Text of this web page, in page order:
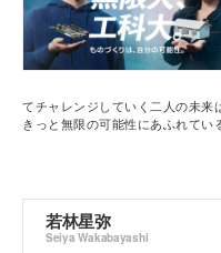
てチャレンジしていく二人の未来は
きっと無限の可能性にあふれてい
若林星弥
Seiya Wakabayashi